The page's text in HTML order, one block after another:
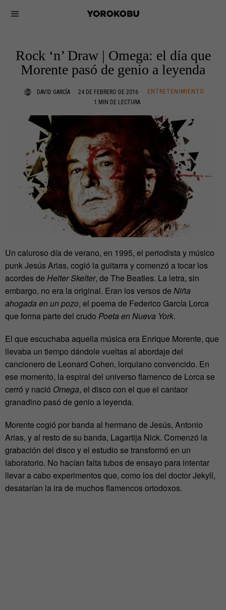
Rock ‘n’ Draw | Omega: el día que
Morente pasó de genio a leyenda
DAVID GARCÍA 24 DE FEBRERO DE 2016
ENTRETENIMIENTO
1 MIN DE LECTURA
Un caluroso día de verano, en 1995, el periodista y músico
punk Jesús Arias, cogió la guitarra y comenzó a tocar los
acordes de Helter Skelter, de The Beatles. La letra, sin
embargo, no era la original. Eran los versos de Niña
ahogada en un pozo, el poema de Federico García Lorca
que forma parte del crudo Poeta en Nueva York.
El que escuchaba aquella música era Enrique Morente, que
llevaba un tiempo dándole vueltas al abordaje del
cancionero de Leonard Cohen, lorquiano convencido. En
ese momento, la espiral del universo flamenco de Lorca se
cerró y nació Omega, el disco con el que el cantaor
granadino pasó de genio a leyenda.
Morente cogió por banda al hermano de Jesús, Antonio
Arias, y al resto de su banda, Lagartija Nick. Comenzó la
grabación del disco y el estudio se transformó en un
laboratorio. No hacían falta tubos de ensayo para intentar
llevar a cabo experimentos que, como los del doctor Jekyll,
desatarían la ira de muchos flamencos ortodoxos.